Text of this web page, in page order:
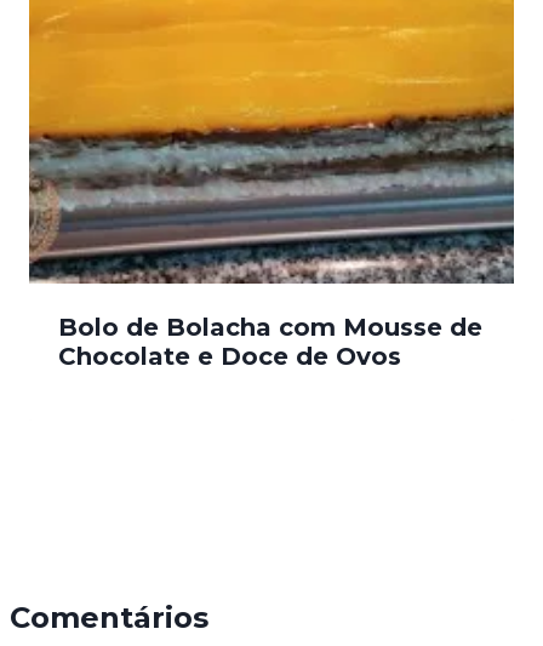
Bolo de Bolacha com Mousse de
Chocolate e Doce de Ovos
Comentários